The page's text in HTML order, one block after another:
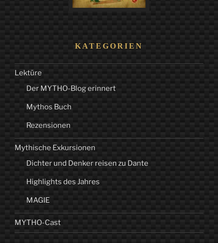
KATEGORIEN
Lektüre
Der MYTHO-Blog erinnert
Mythos Buch
Rezensionen
Mythische Exkursionen
Dichter und Denker reisen zu Dante
Highlights des Jahres
MAGIE
MYTHO-Cast